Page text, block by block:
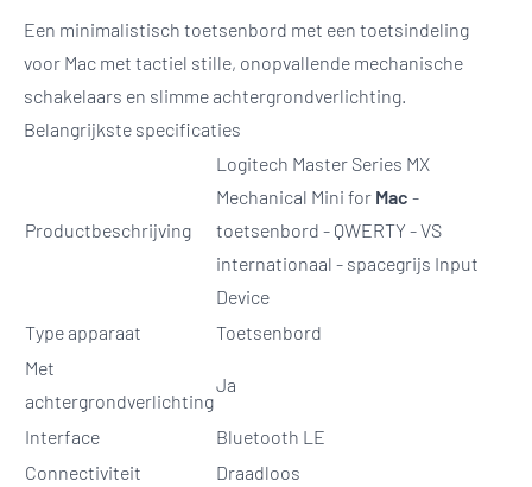
Een minimalistisch toetsenbord met een toetsindeling
voor Mac met tactiel stille, onopvallende mechanische
schakelaars en slimme achtergrondverlichting.
Belangrijkste specificaties
Productbeschrijving
Logitech Master Series MX
Mechanical Mini for Mac -
toetsenbord - QWERTY - VS
internationaal - spacegrijs Input
Device
Type apparaat
Toetsenbord
Met
achtergrondverlichting
Ja
Interface
Bluetooth LE
Connectiviteit
Draadloos